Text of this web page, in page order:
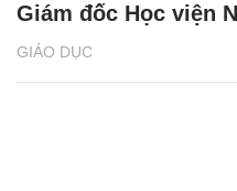
GIÁO DỤC
Giám đốc Học viện